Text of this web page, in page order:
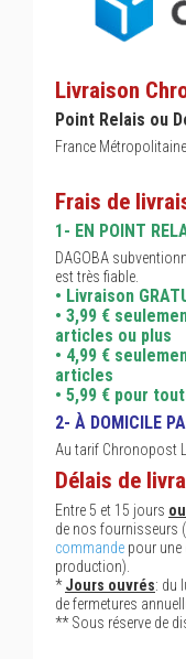
Livraison
Point Relais ou
France
Frais de
1- EN POINT
DAGOBA
est très fiable.
• Livraison
• 3,99 €
articles ou plus
• 4,99 €
articles
• 5,99 € pour
2- À DOMICILE
Au tarif Chronopost
Délais de
Entre 5 et 15 jours
de nos fournisseurs
commande pour une
production).
*Jours ouvrés: du
de fermetures
** Sous réserve de